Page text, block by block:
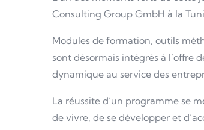
Consulting Group GmbH à la
Modules de formation, outils
sont désormais intégrés à l’offre
dynamique au service des
La réussite d’un programme se
de vivre, de se développer et